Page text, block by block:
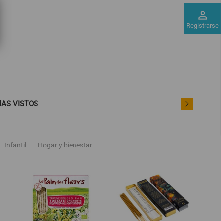
perm_identity
Registrarse
VISTOS
Infantil Hogar y bienestar